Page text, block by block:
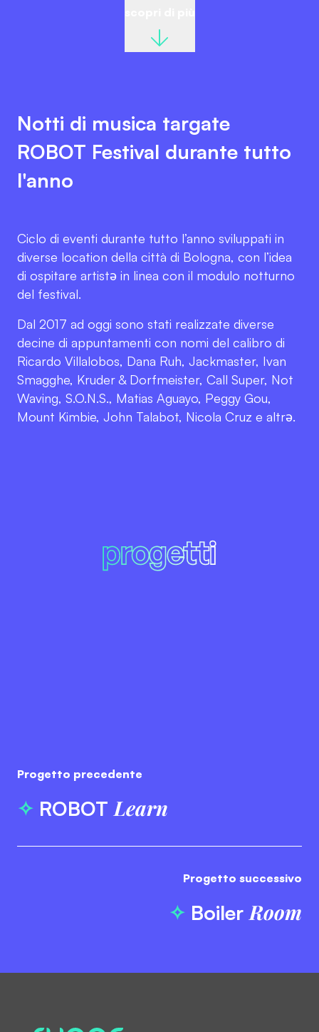
Notti di musica targate
ROBOT Festival durante tutto
l'anno
Ciclo di eventi durante tutto l’anno sviluppati in
diverse location della città di Bologna, con l’idea
di ospitare artistə in linea con il modulo notturno
del festival.
Dal 2017 ad oggi sono stati realizzate diverse
decine di appuntamenti con nomi del calibro di
Ricardo Villalobos, Dana Ruh, Jackmaster, Ivan
Smagghe, Kruder & Dorfmeister, Call Super, Not
Waving, S.O.N.S., Matias Aguayo, Peggy Gou,
Mount Kimbie, John Talabot, Nicola Cruz e altrə.
Progetto precedente
ROBOT Learn
Progetto successivo
Boiler Room